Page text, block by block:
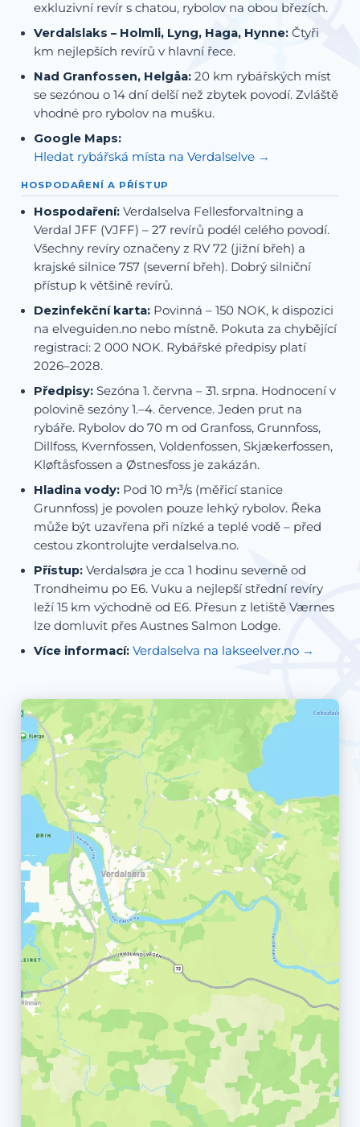
exkluzivní revír s chatou, rybolov na obou březích.
Verdalslaks – Holmli, Lyng, Haga, Hynne: Čtyři
km nejlepších revírů v hlavní řece.
Nad Granfossen, Helgåa: 20 km rybářských míst
se sezónou o 14 dní delší než zbytek povodí. Zvláště
vhodné pro rybolov na mušku.
Google Maps:
Hledat rybářská místa na Verdalselve
HOSPODAŘENÍ A PŘÍSTUP
Hospodaření: Verdalselva Fellesforvaltning a
Verdal JFF (VJFF) – 27 revírů podél celého povodí.
Všechny revíry označeny z RV 72 (jižní břeh) a
krajské silnice 757 (severní břeh). Dobrý silniční
přístup k většině revírů.
Dezinfekční karta: Povinná – 150 NOK, k dispozici
na elveguiden.no nebo místně. Pokuta za chybějící
registraci: 2 000 NOK. Rybářské předpisy platí
2026–2028.
Předpisy: Sezóna 1. června – 31. srpna. Hodnocení v
polovině sezóny 1.–4. července. Jeden prut na
rybáře. Rybolov do 70 m od Granfoss, Grunnfoss,
Dillfoss, Kvernfossen, Voldenfossen, Skjækerfossen,
Kløftåsfossen a Østnesfoss je zakázán.
Hladina vody: Pod 10 m³/s (měřicí stanice
Grunnfoss) je povolen pouze lehký rybolov. Řeka
může být uzavřena při nízké a teplé vodě – před
cestou zkontrolujte verdalselva.no.
Přístup: Verdalsøra je cca 1 hodinu severně od
Trondheimu po E6. Vuku a nejlepší střední revíry
leží 15 km východně od E6. Přesun z letiště Værnes
lze domluvit přes Austnes Salmon Lodge.
Více informací: Verdalselva na lakseelver.no